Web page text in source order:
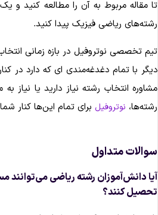
مقاله مربوط به آن را مطالعه کنید و
ریاضی فیزیک پیدا کنید.
تخصصی نوتروفیل در بازه زمانی
با تمام دغدغه‌مندی ای که دارد در
انتخاب رشته نیاز دارید یا نیاز
نوتروفیلبرای تمام این‌ها کنار
متداول
دانش‌آموزان رشته ریاضی می‌توانند
کنند؟